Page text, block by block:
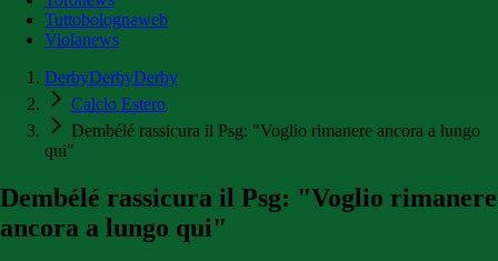
Tuttobolognaweb
Violanews
DerbyDerbyDerby
Calcio Estero
Dembélé rassicura il Psg: "Voglio rimanere ancora a lungo
qui"
Dembélé rassicura il Psg: "Voglio rimanere
ancora a lungo qui"